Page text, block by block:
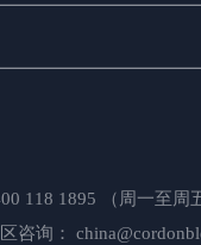
118 1895 （周一至周
咨询：